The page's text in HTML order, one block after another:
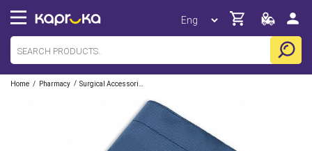
Home / Pharmacy /